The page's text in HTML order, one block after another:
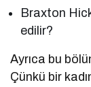
Braxton
edilir?
Ayrıca bu
Çünkü bir